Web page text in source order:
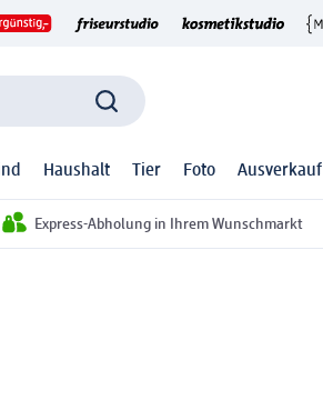
Haushalt Tier Foto Ausverkauf
Express-Abholung in Ihrem Wunschmarkt